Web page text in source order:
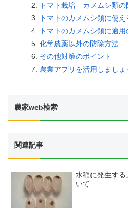
トマト栽培 カメムシ類の
トマトのカメムシ類に使
トマトのカメムシ類に適
化学農薬以外の防除方法
その他対策のポイント
農業アプリを活用しましょ
農家web検索
関連記事
水稲に発生す
いて